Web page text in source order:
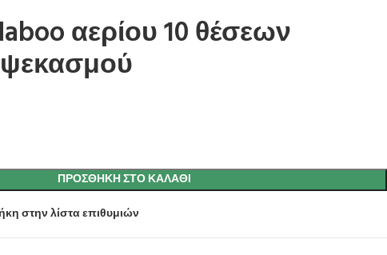
αερίου 10 θέσεων
ΠΡΟΣΘΉΚΗ ΣΤΟ ΚΑΛΆΘΙ
στην λίστα επιθυμιών